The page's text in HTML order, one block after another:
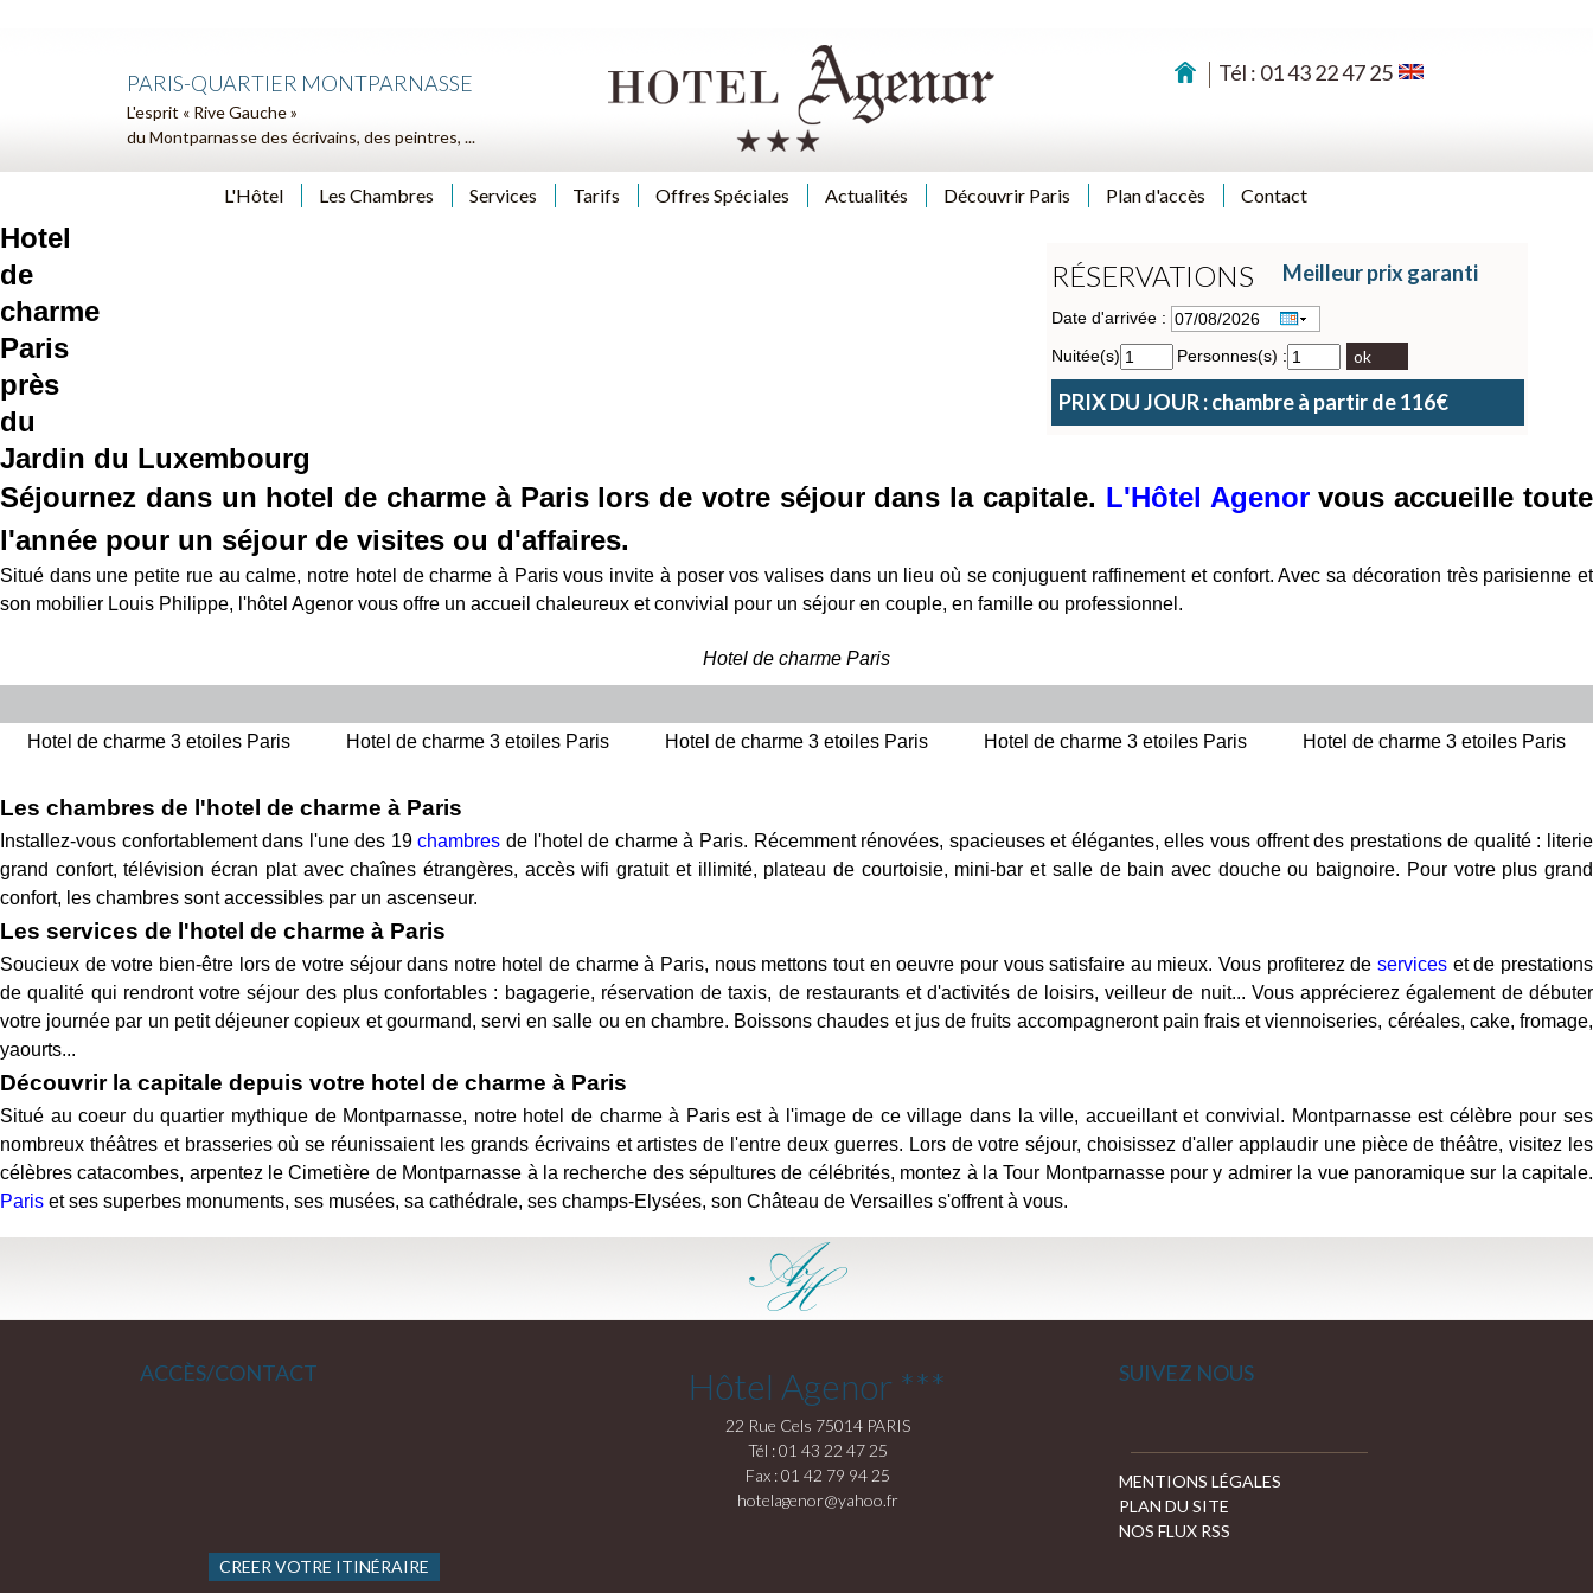
PARIS-QUARTIER MONTPARNASSE
L'esprit « Rive Gauche »
du Montparnasse des écrivains, des peintres, ...
Tél : 01 43 22 47 25
L'Hôtel Les Chambres Services Tarifs Offres Spéciales Actualités Découvrir Paris Plan d'accès Contact
RÉSERVATIONS Meilleur prix garanti
Date d'arrivée :
Nuitée(s)
Personnes(s) : ok
PRIX DU JOUR : chambre à partir de 116€
Hotel
de
charme
Paris
près
du
Jardin du Luxembourg
Séjournez dans un hotel de charme à Paris lors de votre séjour dans la capitale. L'Hôtel Agenorvous accueille toute
l'année pour un séjour de visites ou d'affaires.
Situé dans une petite rue au calme, notre hotel de charme à Paris vous invite à poser vos valises dans un lieu où se conjuguent raffinement et confort. Avec sa décoration très parisienne et
son mobilier Louis Philippe, l'hôtel Agenor vous offre un accueil chaleureux et convivial pour un séjour en couple, en famille ou professionnel.
Hotel de charme Paris
Hotel de charme 3 etoiles Paris Hotel de charme 3 etoiles Paris Hotel de charme 3 etoiles Paris Hotel de charme 3 etoiles Paris Hotel de charme 3 etoiles Paris
Les chambres de l'hotel de charme à Paris
Installez-vous confortablement dans l'une des 19chambres de l'hotel de charme à Paris. Récemment rénovées, spacieuses et élégantes, elles vous offrent des prestations de qualité : literie
grand confort, télévision écran plat avec chaînes étrangères, accès wifi gratuit et illimité, plateau de courtoisie, mini-bar et salle de bain avec douche ou baignoire. Pour votre plus grand
confort, les chambres sont accessibles par un ascenseur.
Les services de l'hotel de charme à Paris
Soucieux de votre bien-être lors de votre séjour dans notre hotel de charme à Paris, nous mettons tout en oeuvre pour vous satisfaire au mieux. Vous profiterez deservices et de prestations
de qualité qui rendront votre séjour des plus confortables : bagagerie, réservation de taxis, de restaurants et d'activités de loisirs, veilleur de nuit... Vous apprécierez également de débuter
votre journée par un petit déjeuner copieux et gourmand, servi en salle ou en chambre. Boissons chaudes et jus de fruits accompagneront pain frais et viennoiseries, céréales, cake, fromage,
yaourts...
Découvrir la capitale depuis votre hotel de charme à Paris
Situé au coeur du quartier mythique de Montparnasse, notre hotel de charme à Paris est à l'image de ce village dans la ville, accueillant et convivial. Montparnasse est célèbre pour ses
nombreux théâtres et brasseries où se réunissaient les grands écrivains et artistes de l'entre deux guerres. Lors de votre séjour, choisissez d'aller applaudir une pièce de théâtre, visitez les
célèbres catacombes, arpentez le Cimetière de Montparnasse à la recherche des sépultures de célébrités, montez à la Tour Montparnasse pour y admirer la vue panoramique sur la capitale.
Paris et ses superbes monuments, ses musées, sa cathédrale, ses champs-Elysées, son Château de Versailles s'offrent à vous.
ACCÈS/CONTACT
CREER VOTRE ITINÉRAIRE
Hôtel Agenor ***
22 Rue Cels 75014 PARIS
Tél : 01 43 22 47 25
Fax : 01 42 79 94 25
hotelagenor@yahoo.fr
SUIVEZ NOUS
MENTIONS LÉGALES
PLAN DU SITE
NOS FLUX RSS